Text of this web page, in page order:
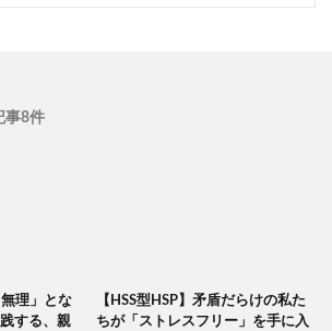
事8件
理」とな
する、親
【HSS型HSP】矛盾だらけの私た
ちが「ストレスフリー」を手に入